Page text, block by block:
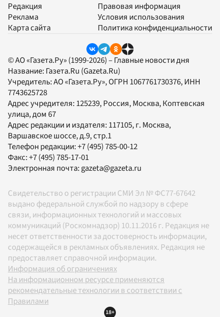
Редакция
Реклама
Карта сайта
Правовая информация
Условия использования
Политика конфиденциальности
© АО «Газета.Ру» (1999-2026) – Главные новости дня
Название: Газета.Ru (Gazeta.Ru)
Учредитель:АО «Газета.Ру», ОГРН 1067761730376, ИНН
7743625728
Адрес учредителя: 125239, Россия, Москва, Коптевская
улица, дом 67
Адрес редакции и издателя: 117105, г. Москва,
Варшавское шоссе, д.9, стр.1
Телефон редакции:+7 (495) 785-00-12
Факс:+7 (495) 785-17-01
Электронная почта:gazeta@gazeta.ru
Свидетельство о регистрации СМИ Эл № ФС77-67642
выдано федеральной службой по надзору в сфере
связи, информационных технологий и массовых
коммуникаций (Роскомнадзор) 10.11.2016 г. Редакция не
несет ответственности за достоверность информации,
содержащейся в рекламных объявлениях. Редакция не
предоставляет справочной информации.
Информация об ограничениях
На информационном ресурсе применяются
рекомендательные технологии в соответствии с
Правилами
18+